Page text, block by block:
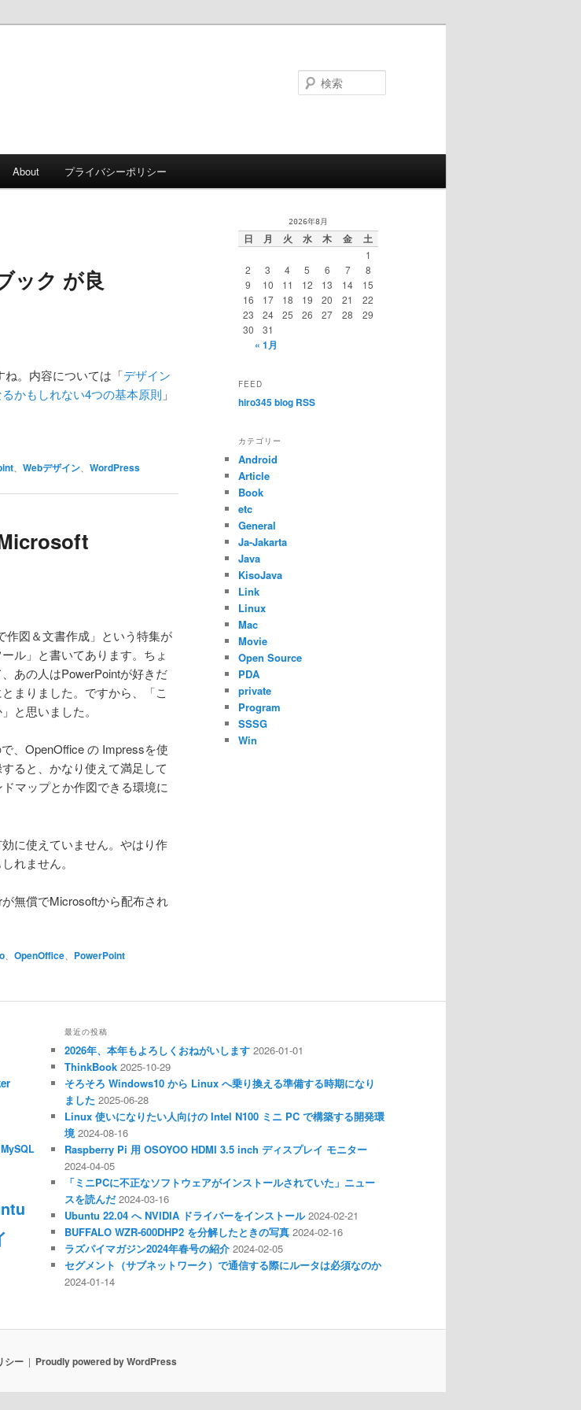
About プライバシーポリシー
ック が良
ね。内容については「デザイン
かもしれない4つの基本原則 」
Webデザイン WordPress
作図＆文書作成」という特集が
ル」と書いてあります。ちょ
あの人はPowerPointが好きだ
まりました。ですから、「こ
と思いました。
、OpenOffice の Impressを使
ると、かなり使えて満足して
マップとか作図できる環境に
に使えていません。やはり作
れません。
無償でMicrosoftから配布され
OpenOffice PowerPoint
2026年8月
日 月 火 水 木 金 土
1
2
3 4 5 6 7
8
9
10 11 12 13 14
15
16
17 18 19 20 21
22
23
24 25 26 27 28
29
30
31
« 1月
FEED
hiro345 blog RSS
カテゴリー
Android
Article
Book
etc
General
Ja-Jakarta
Java
KisoJava
Link
Linux
Mac
Movie
Open Source
PDA
private
Program
SSSG
Win
MySQL
最近の投稿
2026年、本年もよろしくおねがいします 2026-01-01
ThinkBook 2025-10-29
そろそろ Windows10 から Linux へ乗り換える準備する時期になり
ました 2025-06-28
Linux 使いになりたい人向けの Intel N100 ミニ PC で構築する開発環
境 2024-08-16
Raspberry Pi 用 OSOYOO HDMI 3.5 inch ディスプレイ モニター
2024-04-05
「ミニPCに不正なソフトウェアがインストールされていた」ニュー
スを読んだ 2024-03-16
Ubuntu 22.04 へ NVIDIA ドライバーをインストール 2024-02-21
BUFFALO WZR-600DHP2 を分解したときの写真 2024-02-16
ラズパイマガジン2024年春号の紹介 2024-02-05
セグメント（サブネットワーク）で通信する際にルータは必須なのか
2024-01-14
シー Proudly powered by WordPress